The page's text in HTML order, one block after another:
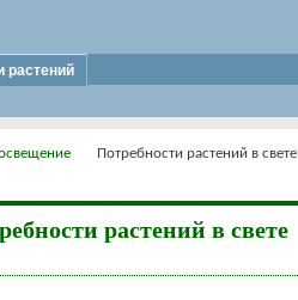
растений
Потребности растений в свете
растений в свете